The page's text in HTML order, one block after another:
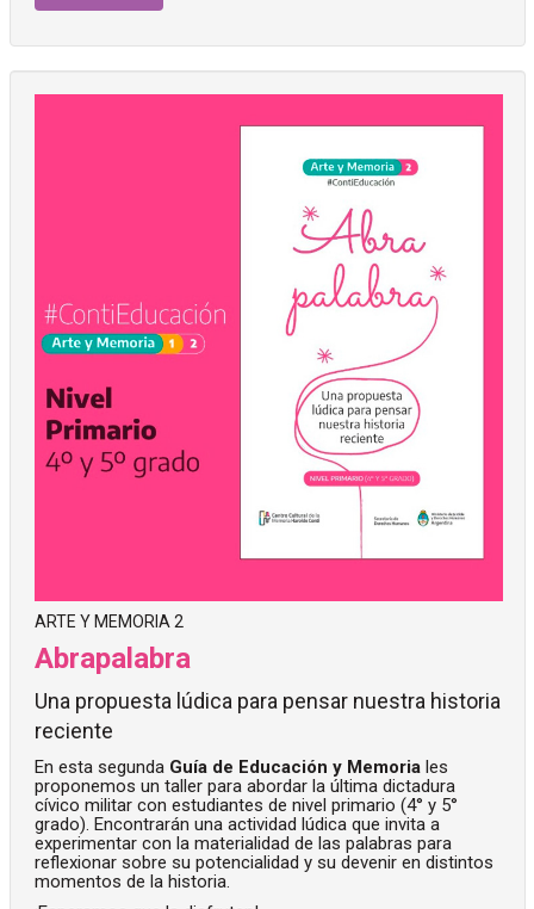
ARTE Y MEMORIA 2
Abrapalabra
Una propuesta lúdica para pensar nuestra historia
reciente
En esta segunda Guía de Educación y Memoria les
proponemos un taller para abordar la última dictadura
cívico militar con estudiantes de nivel primario (4° y 5°
grado). Encontrarán una actividad lúdica que invita a
experimentar con la materialidad de las palabras para
reflexionar sobre su potencialidad y su devenir en distintos
momentos de la historia.